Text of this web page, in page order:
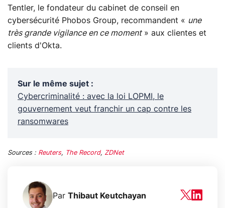
Tentler, le fondateur du cabinet de conseil en
cybersécurité Phobos Group, recommandent « une
très grande vigilance en ce moment» aux clientes et
clients d'Okta.
Sur le même sujet :
Cybercriminalité : avec la loi LOPMI, le
gouvernement veut franchir un cap contre les
ransomwares
Sources : Reuters, The Record, ZDNet
Par Thibaut Keutchayan